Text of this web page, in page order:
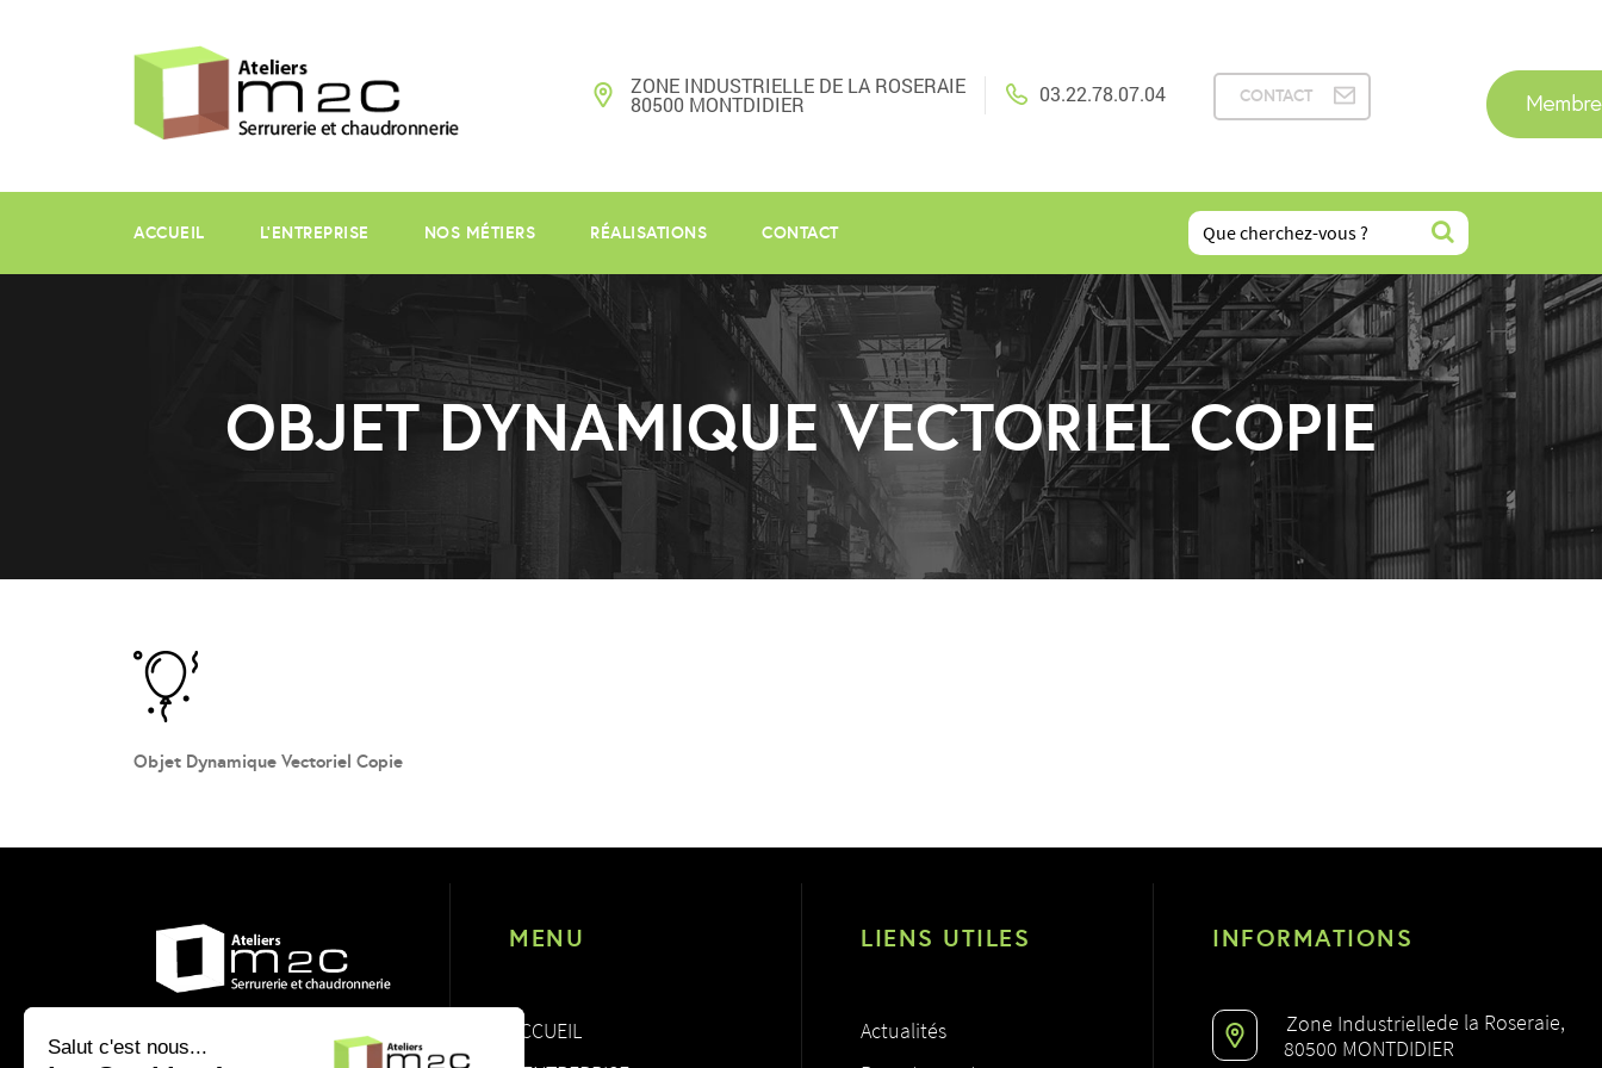
ZONE INDUSTRIELLE DE LA ROSERAIE
80500 MONTDIDIER 03.22.78.07.04 CONTACT
ACCUEIL L’ENTREPRISE NOS MÉTIERS RÉALISATIONS CONTACT
OBJET DYNAMIQUE VECTORIEL COPIE
Objet Dynamique Vectoriel Copie
Au service des industries
MENU
ACCUEIL
LIENS UTILES
Actualités
INFORMATIONS
Zone Industriellede la Roseraie,
80500 MONTDIDIER
Salut c'est nous...